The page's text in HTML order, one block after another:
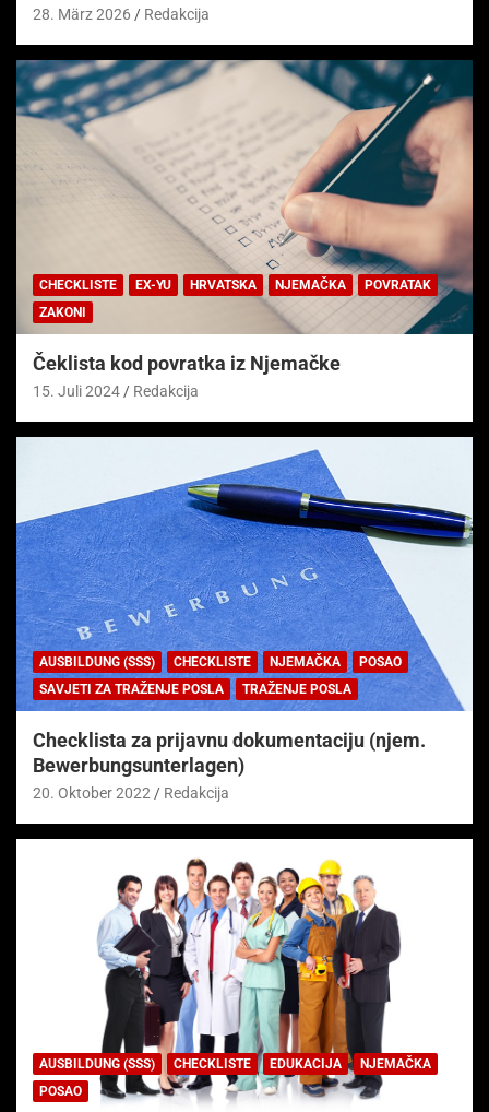
28. März 2026 Redakcija
CHECKLISTE EX-YU HRVATSKA NJEMAČKA
POVRATAK
ZAKONI
Čeklista kod povratka iz Njemačke
15. Juli 2024 Redakcija
AUSBILDUNG (SSS) CHECKLISTE NJEMAČKA
POSAO
SAVJETI ZA TRAŽENJE POSLA
TRAŽENJE POSLA
Checklista za prijavnu dokumentaciju (njem.
Bewerbungsunterlagen)
20. Oktober 2022 Redakcija
AUSBILDUNG (SSS) CHECKLISTE EDUKACIJA
NJEMAČKA
POSAO